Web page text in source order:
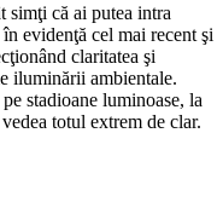
simţi că ai putea intra
evidenţă cel mai recent şi
claritatea şi
iluminării ambientale.
stadioane luminoase, la
totul extrem de clar.